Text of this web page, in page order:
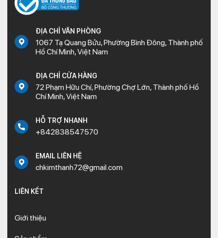
ĐỊA CHỈ VĂN PHÒNG
1067 Tạ Quang Bửu, Phường Bình Đông, Thành phố
Hồ Chí Minh, Việt Nam
ĐỊA CHỈ CỬA HÀNG
72 Phạm Hữu Chí, Phường Chợ Lớn, Thành phố Hồ
Chí Minh, Việt Nam
HỖ TRỢ NHANH
+842838547570
EMAIL LIÊN HỆ
chkimthanh72@gmail.com
LIÊN KẾT
Giới thiệu